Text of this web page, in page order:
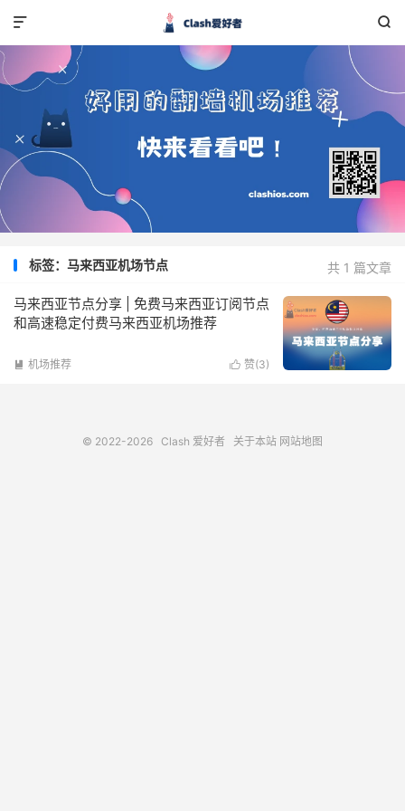


共 1 篇文章
标签：马来西亚机场节点
马来西亚节点分享 | 免费马来西亚订阅节点
和高速稳定付费马来西亚机场推荐
 赞(3)
 机场推荐
© 2022-2026 Clash 爱好者 关于本站 网站地图